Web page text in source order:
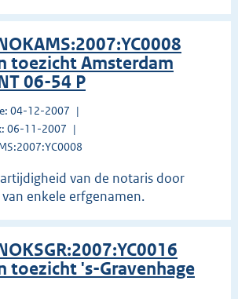
toezicht Amsterdam
06-54 P
04-12-2007
06-11-2007
van de notaris door
enkele erfgenamen.
toezicht 's-Gravenhage